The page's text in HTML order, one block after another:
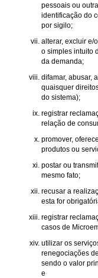
pessoais ou
identificação do
por sigilo;
alterar, excluir e/
o simples intuito
da demanda;
difamar, abusar,
quaisquer
do sistema);
registrar
relação de
promover,
produtos ou
postar ou
mesmo fato;
recusar a
esta for
registrar
casos de
utilizar os
renegociações
sendo o valor
e